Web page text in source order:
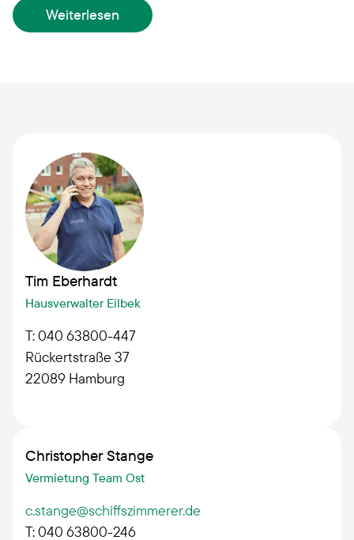
22.000 Einwohnerinnen und Einwohnern.
Weiterlesen
Tim Eberhardt
Hausverwalter Eilbek
T: 040 63800-447
Rückertstraße 37
22089 Hamburg
Christopher Stange
Vermietung Team Ost
c.stange@schiffszimmerer.de
T: 040 63800-246